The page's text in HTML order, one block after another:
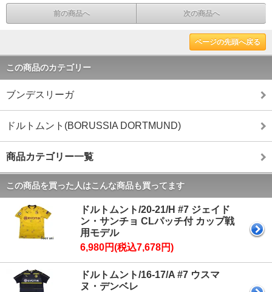
前の商品へ 次の商品へ
ページの先頭へ戻る
この商品のカテゴリー
ブンデスリーガ
ドルトムント(BORUSSIA DORTMUND)
商品カテゴリー一覧
この商品を買った人はこんな商品も買ってます
ドルトムント/20-21/H #7 ジェイド
ン・サンチョ CLパッチ付 カップ戦
用モデル
6,980円(税込7,678円)
ドルトムント/16-17/A #7 ウスマ
ヌ・デンベレ